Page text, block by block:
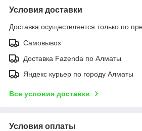
Условия доставки
Доставка осуществляется только по
Самовывоз
Доставка Fazenda по Алматы
Яндекс курьер по городу Алматы
Все условия доставки
Условия оплаты